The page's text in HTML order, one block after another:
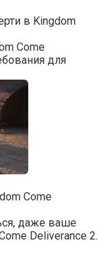
в Kingdom
Come
для
Come
даже ваше
Deliverance 2.